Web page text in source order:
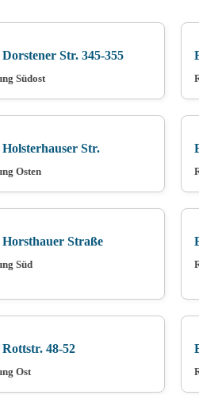
Str. 345-355
Südost
Str.
Osten
Straße
Süd
48-52
Ost